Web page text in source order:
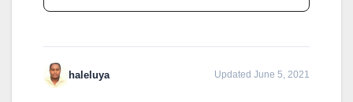
haleluya Updated June 5, 2021